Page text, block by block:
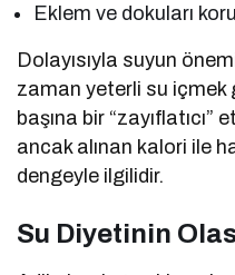
Eklem ve dokuları
Dolayısıyla suyun
zaman yeterli su içmek
başına bir
ancak alınan kalori ile
dengeyle ilgilidir.
Su Diyetinin